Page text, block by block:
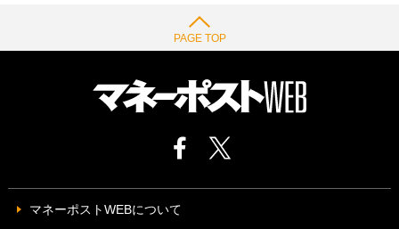
PAGE TOP
マネーポストWEBについて